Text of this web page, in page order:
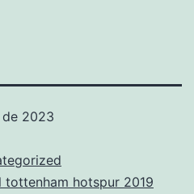
2023
tottenham hotspur 2019